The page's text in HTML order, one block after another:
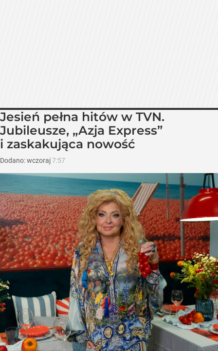
Jesień pełna hitów w TVN.
Jubileusze, „Azja Express”
i zaskakująca nowość
Dodano:wczoraj7:57